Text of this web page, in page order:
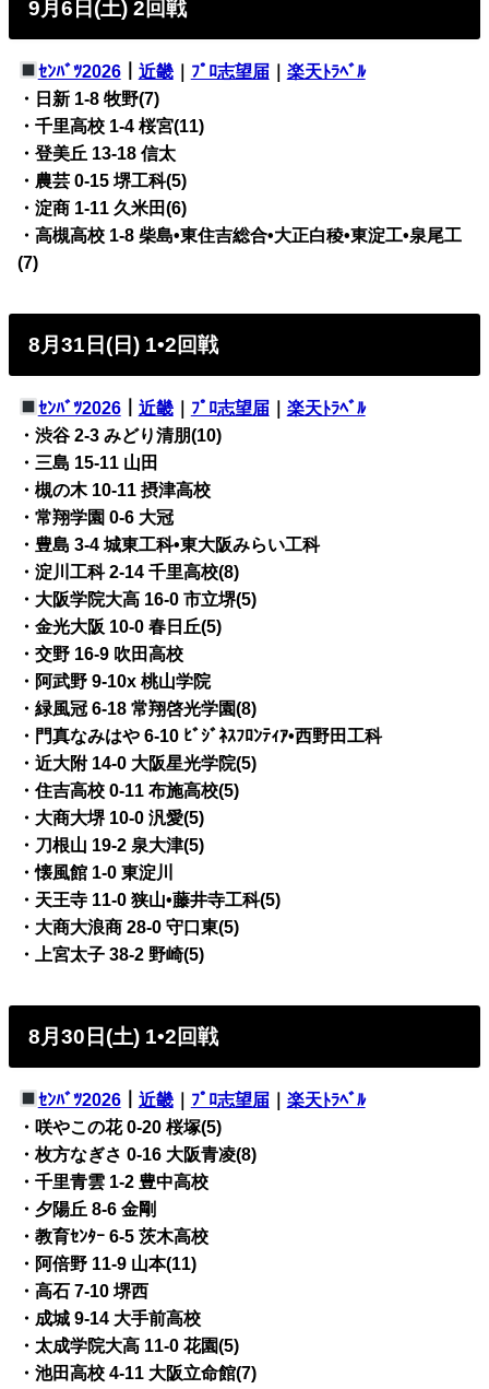
9月6日(土) 2回戦
ｾﾝﾊﾞﾂ2026｜ 近畿｜ ﾌﾟﾛ志望届｜ 楽天ﾄﾗﾍﾞﾙ
・日新 1-8 牧野(7)
・千里高校 1-4 桜宮(11)
・登美丘 13-18 信太
・農芸 0-15 堺工科(5)
・淀商 1-11 久米田(6)
・高槻高校 1-8 柴島•東住吉総合•大正白稜•東淀工•泉尾工
(7)
8月31日(日) 1•2回戦
ｾﾝﾊﾞﾂ2026｜ 近畿｜ ﾌﾟﾛ志望届｜ 楽天ﾄﾗﾍﾞﾙ
・渋谷 2-3 みどり清朋(10)
・三島 15-11 山田
・槻の木 10-11 摂津高校
・常翔学園 0-6 大冠
・豊島 3-4 城東工科•東大阪みらい工科
・淀川工科 2-14 千里高校(8)
・大阪学院大高 16-0 市立堺(5)
・金光大阪 10-0 春日丘(5)
・交野 16-9 吹田高校
・阿武野 9-10x 桃山学院
・緑風冠 6-18 常翔啓光学園(8)
・門真なみはや 6-10 ﾋﾞｼﾞﾈｽﾌﾛﾝﾃｨｱ•西野田工科
・近大附 14-0 大阪星光学院(5)
・住吉高校 0-11 布施高校(5)
・大商大堺 10-0 汎愛(5)
・刀根山 19-2 泉大津(5)
・懐風館 1-0 東淀川
・天王寺 11-0 狭山•藤井寺工科(5)
・大商大浪商 28-0 守口東(5)
・上宮太子 38-2 野崎(5)
8月30日(土) 1•2回戦
ｾﾝﾊﾞﾂ2026｜ 近畿｜ ﾌﾟﾛ志望届｜ 楽天ﾄﾗﾍﾞﾙ
・咲やこの花 0-20 桜塚(5)
・枚方なぎさ 0-16 大阪青凌(8)
・千里青雲 1-2 豊中高校
・夕陽丘 8-6 金剛
・教育ｾﾝﾀｰ 6-5 茨木高校
・阿倍野 11-9 山本(11)
・高石 7-10 堺西
・成城 9-14 大手前高校
・太成学院大高 11-0 花園(5)
・池田高校 4-11 大阪立命館(7)